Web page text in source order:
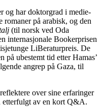
og har doktorgrad i medie-
på arabisk, og den
(til norsk ved Oda
internasjonale Bookerprisen
LiBeraturpreis. De
på ubestemt tid etter Hamas’
angrep på Gaza, til
over sine erfaringer
etterfulgt av en kort Q&A.